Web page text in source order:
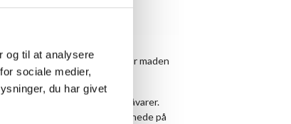
og til at analysere
sociale medier,
du har givet
hver aften kl. 19.00, hvor maden
og med fokus på gode råvarer.
Find ugens menu længere nede på